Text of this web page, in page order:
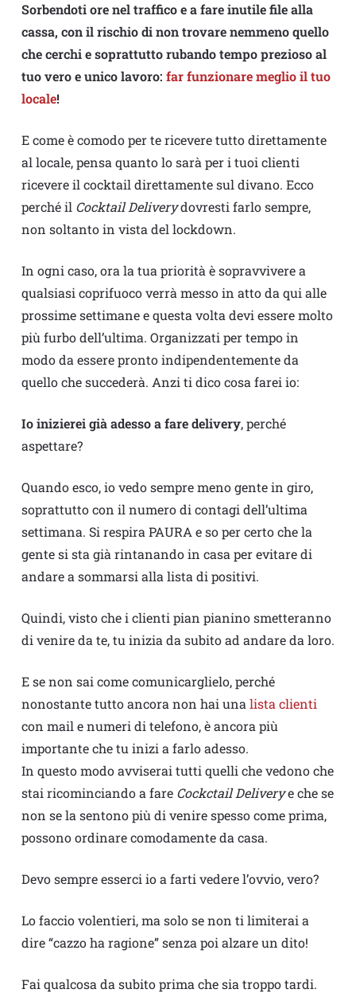
Sorbendoti ore nel traffico e a fare inutile file alla
cassa, con il rischio di non trovare nemmeno quello
che cerchi e soprattutto rubando tempo prezioso al
tuo vero e unico lavoro: far funzionare meglio il tuo
locale!
E come è comodo per te ricevere tutto direttamente
al locale, pensa quanto lo sarà per i tuoi clienti
ricevere il cocktail direttamente sul divano. Ecco
perché il Cocktail Deliverydovresti farlo sempre,
non soltanto in vista del lockdown.
In ogni caso, ora la tua priorità è sopravvivere a
qualsiasi coprifuoco verrà messo in atto da qui alle
prossime settimane e questa volta devi essere molto
più furbo dell’ultima. Organizzati per tempo in
modo da essere pronto indipendentemente da
quello che succederà. Anzi ti dico cosa farei io:
Io inizierei già adesso a fare delivery, perché
aspettare?
Quando esco, io vedo sempre meno gente in giro,
soprattutto con il numero di contagi dell’ultima
settimana. Si respira PAURA e so per certo che la
gente si sta già rintanando in casa per evitare di
andare a sommarsi alla lista di positivi.
Quindi, visto che i clienti pian pianino smetteranno
di venire da te, tu inizia da subito ad andare da loro.
E se non sai come comunicarglielo, perché
nonostante tutto ancora non hai unalista clienti
con mail e numeri di telefono, è ancora più
importante che tu inizi a farlo adesso.
In questo modo avviserai tutti quelli che vedono che
stai ricominciando a fare Cockctail Deliverye che se
non se la sentono più di venire spesso come prima,
possono ordinare comodamente da casa.
Devo sempre esserci io a farti vedere l’ovvio, vero?
Lo faccio volentieri, ma solo se non ti limiterai a
dire “cazzo ha ragione” senza poi alzare un dito!
Fai qualcosa da subito prima che sia troppo tardi.